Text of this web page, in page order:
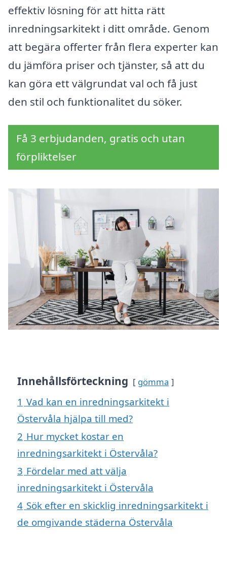
effektiv lösning för att hitta rätt
inredningsarkitekt i ditt område. Genom
att begära offerter från flera experter kan
du jämföra priser och tjänster, så att du
kan göra ett välgrundat val och få just
den stil och funktionalitet du söker.
Få 3 erbjudanden, gratis och utan
förpliktelser
Innehållsförteckning gömma
1 Vad kan en inredningsarkitekt i
Östervåla hjälpa till med?
2 Hur mycket kostar en
inredningsarkitekt i Östervåla?
3 Fördelar med att välja
inredningsarkitekt i Östervåla
4 Sök efter en skicklig inredningsarkitekt i
de omgivande städerna Östervåla